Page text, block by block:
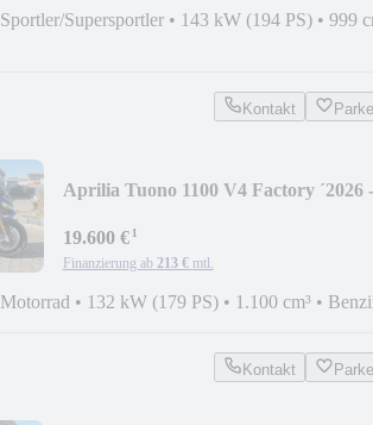
Sportler/Supersportler • 143 kW (194 PS) • 999
Kontakt
Aprilia Tuono 1100 V4 Factory ´2026 -
19.600 €¹
Finanzierung ab 213 € mtl.
Motorrad • 132 kW (179 PS) • 1.100 cm³ •
Kontakt